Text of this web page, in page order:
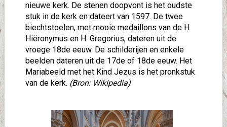
nieuwe kerk. De stenen doopvont is het oudste
stuk in de kerk en dateert van 1597. De twee
biechtstoelen, met mooie medaillons van de H.
Hiëronymus en H. Gregorius, dateren uit de
vroege 18de eeuw. De schilderijen en enkele
beelden dateren uit de 17de of 18de eeuw. Het
Mariabeeld met het Kind Jezus is het pronkstuk
van de kerk. (Bron: Wikipedia)